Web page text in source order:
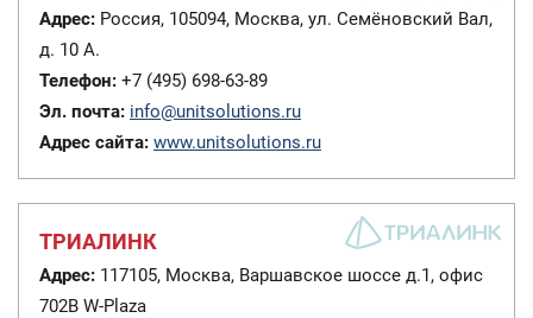
Адрес: Россия, 105094, Москва, ул. Семёновский Вал,
д. 10 А.
Телефон: +7 (495) 698-63-89
Эл. почта: info@unitsolutions.ru
Адрес сайта: www.unitsolutions.ru
ТРИАЛИНК
Адрес: 117105, Москва, Варшавское шоссе д.1, офис
702B W-Plaza